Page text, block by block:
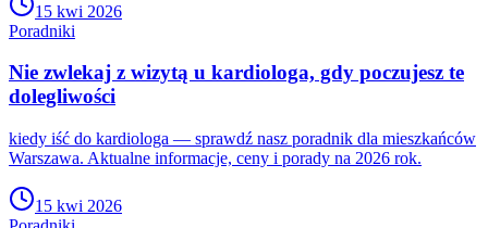
15 kwi 2026
Poradniki
Nie zwlekaj z wizytą u kardiologa, gdy poczujesz te
dolegliwości
kiedy iść do kardiologa — sprawdź nasz poradnik dla mieszkańców
Warszawa. Aktualne informacje, ceny i porady na 2026 rok.
15 kwi 2026